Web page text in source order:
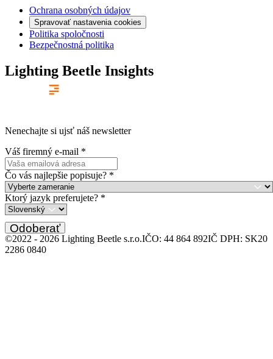
Ochrana osobných údajov
Spravovať nastavenia cookies
Politika spoločnosti
Bezpečnostná politika
Lighting Beetle Insights
Nenechajte si ujsť náš newsletter
Váš firemný e-mail *
Čo vás najlepšie popisuje? *
Ktorý jazyk preferujete? *
Odoberať
©2022 - 2026 Lighting Beetle s.r.o.IČO: 44 864 892IČ DPH: SK20
2286 0840